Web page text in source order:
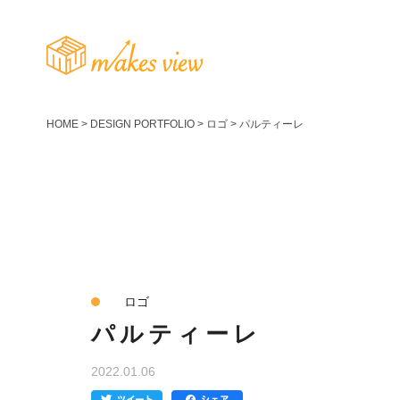
HOME > DESIGN PORTFOLIO > ロゴ > パルティーレ
ロゴ
パルティーレ
2022.01.06